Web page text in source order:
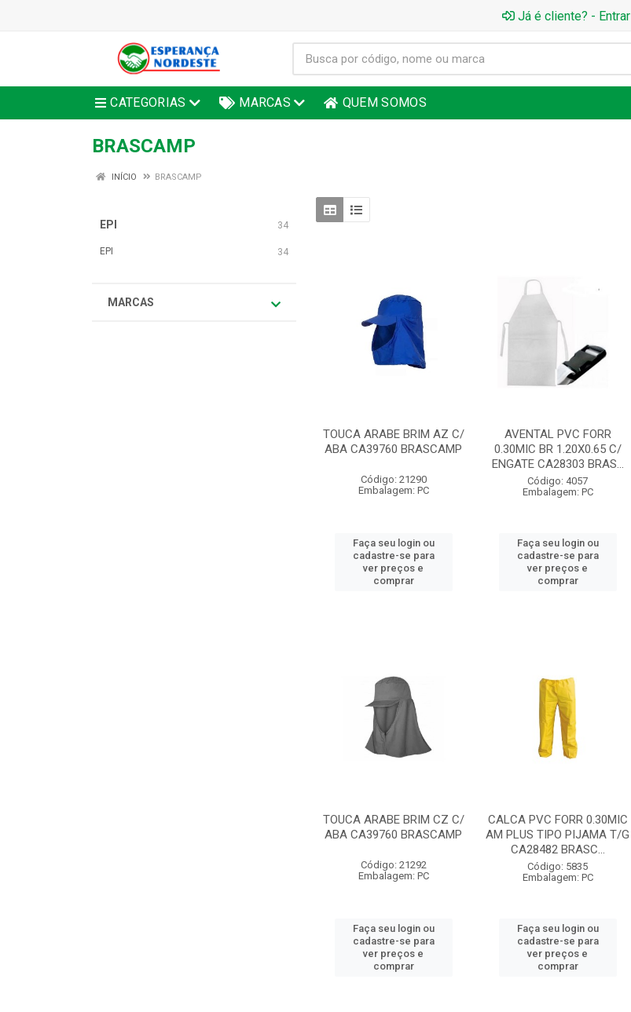
Já é cliente? - Entrar
CATEGORIAS MARCAS QUEM SOMOS
BRASCAMP
INÍCIO BRASCAMP
EPI 34
EPI 34
MARCAS
TOUCA ARABE BRIM AZ C/
ABA CA39760 BRASCAMP
Código: 21290
Embalagem: PC
Faça seu login ou
cadastre-se para
ver preços e
comprar
AVENTAL PVC FORR
0.30MIC BR 1.20X0.65 C/
ENGATE CA28303 BRAS...
Código: 4057
Embalagem: PC
Faça seu login ou
cadastre-se para
ver preços e
comprar
TOUCA ARABE BRIM CZ C/
ABA CA39760 BRASCAMP
Código: 21292
Embalagem: PC
Faça seu login ou
cadastre-se para
ver preços e
comprar
CALCA PVC FORR 0.30MIC
AM PLUS TIPO PIJAMA T/G
CA28482 BRASC...
Código: 5835
Embalagem: PC
Faça seu login ou
cadastre-se para
ver preços e
comprar